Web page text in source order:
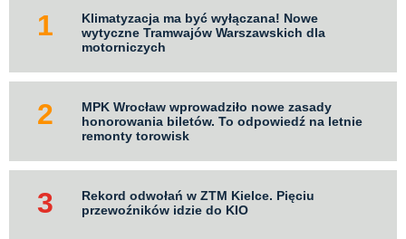
Klimatyzacja ma być wyłączana! Nowe
wytyczne Tramwajów Warszawskich dla
motorniczych
MPK Wrocław wprowadziło nowe zasady
honorowania biletów. To odpowiedź na letnie
remonty torowisk
Rekord odwołań w ZTM Kielce. Pięciu
przewoźników idzie do KIO